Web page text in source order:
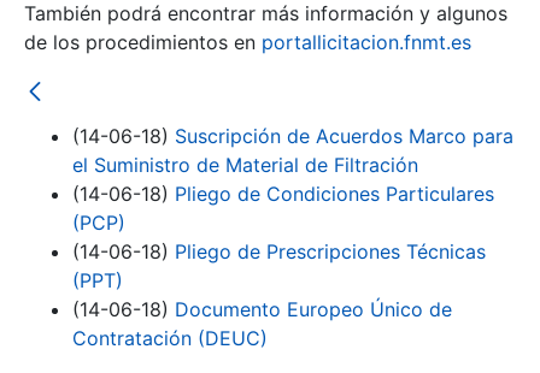
Erakutsi/Ezkutatu
También podrá encontrar más información y algunos
de los procedimientos en portallicitacion.fnmt.es
(14-06-18) Suscripción de Acuerdos Marco para
el Suministro de Material de Filtración
(14-06-18) Pliego de Condiciones Particulares
(PCP)
(14-06-18) Pliego de Prescripciones Técnicas
(PPT)
(14-06-18) Documento Europeo Único de
Contratación (DEUC)